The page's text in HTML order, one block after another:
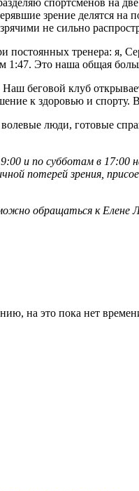
спортсменов
зрение делятся
не сильно
постоянных тренера: я,
1:47. Это наша общая
беговой клуб
к здоровью и
люди, готовые
и по субботам в
потерей зрения,
обращаться к Елене
на это пока нет